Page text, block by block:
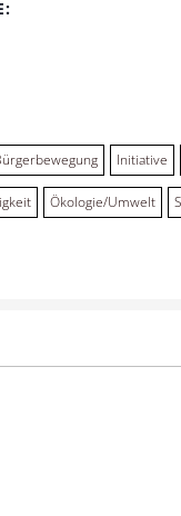
Initiative
Ökologie/Umwelt